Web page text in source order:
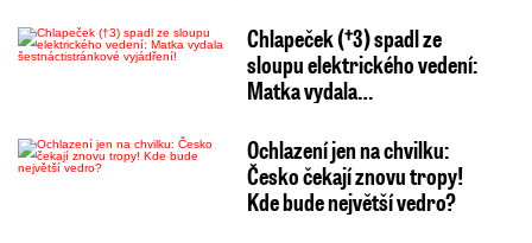
Chlapeček (†3) spadl ze
sloupu elektrického vedení:
Matka vydala…
Ochlazení jen na chvilku:
Česko čekají znovu tropy!
Kde bude největší vedro?